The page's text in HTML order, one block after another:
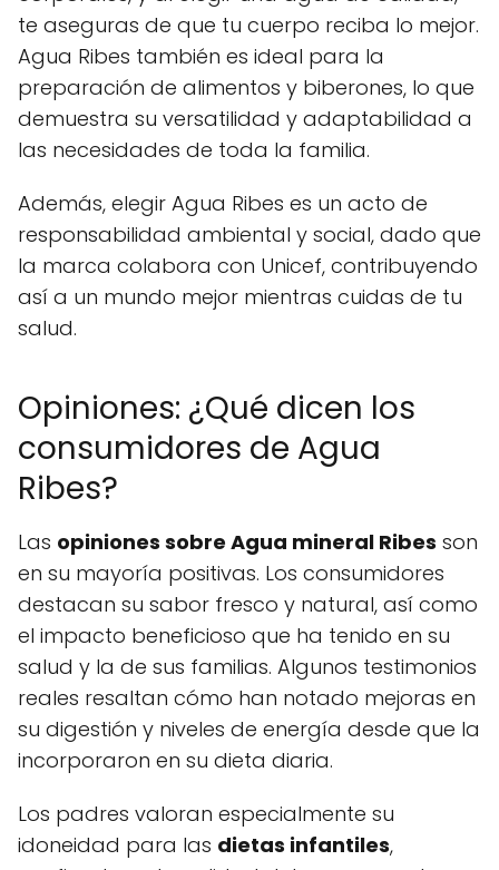
te aseguras de que tu cuerpo reciba lo mejor.
Agua Ribes también es ideal para la
preparación de alimentos y biberones, lo que
demuestra su versatilidad y adaptabilidad a
las necesidades de toda la familia.
Además, elegir Agua Ribes es un acto de
responsabilidad ambiental y social, dado que
la marca colabora con Unicef, contribuyendo
así a un mundo mejor mientras cuidas de tu
salud.
Opiniones: ¿Qué dicen los
consumidores de Agua
Ribes?
Las opiniones sobre Agua mineral Ribes son
en su mayoría positivas. Los consumidores
destacan su sabor fresco y natural, así como
el impacto beneficioso que ha tenido en su
salud y la de sus familias. Algunos testimonios
reales resaltan cómo han notado mejoras en
su digestión y niveles de energía desde que la
incorporaron en su dieta diaria.
Los padres valoran especialmente su
idoneidad para las dietas infantiles,